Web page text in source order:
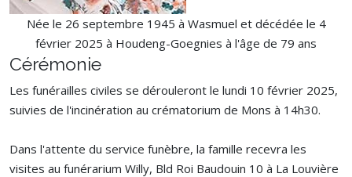
Née le 26 septembre 1945 à Wasmuel et décédée le 4
février 2025 à Houdeng-Goegnies à l'âge de 79 ans
Cérémonie
Les funérailles civiles se dérouleront le lundi 10 février 2025,
suivies de l'incinération au crématorium de Mons à 14h30.
Dans l'attente du service funèbre, la famille recevra les
visites au funérarium Willy, Bld Roi Baudouin 10 à La Louvière